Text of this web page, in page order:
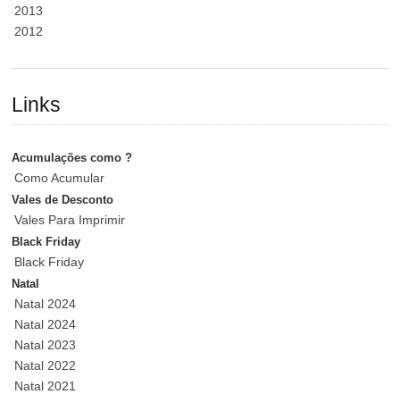
2013
2012
Links
Acumulações como ?
Como Acumular
Vales de Desconto
Vales Para Imprimir
Black Friday
Black Friday
Natal
Natal 2024
Natal 2024
Natal 2023
Natal 2022
Natal 2021